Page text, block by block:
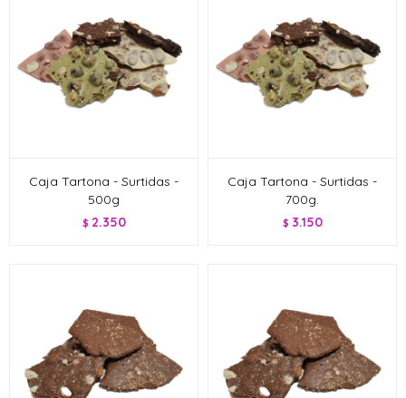
Caja Tartona - Surtidas -
500g
$ 2.350
Caja Tartona - Surtidas -
700g.
$ 3.150